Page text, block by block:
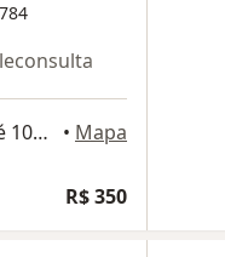
Rua Frei Modesto Maria de Taubaté 104 W 12 98287-6060, Taubaté • Mapa
R$ 350